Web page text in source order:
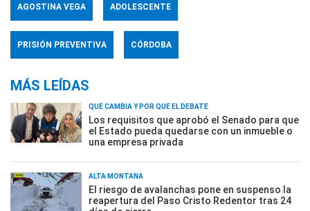
AGOSTINA VEGA ADOLESCENTE
PRISIÓN PREVENTIVA CÓRDOBA
MÁS LEÍDAS
QUÉ CAMBIA Y POR QUÉ EL DEBATE
Los requisitos que aprobó el Senado para que
el Estado pueda quedarse con un inmueble o
una empresa privada
ALTA MONTAÑA
El riesgo de avalanchas pone en suspenso la
reapertura del Paso Cristo Redentor tras 24